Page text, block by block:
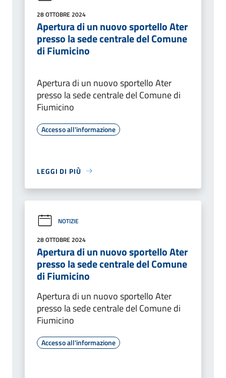
28 OTTOBRE 2024
Apertura di un nuovo sportello Ater
presso la sede centrale del Comune
di Fiumicino
Apertura di un nuovo sportello Ater
presso la sede centrale del Comune di
Fiumicino
Accesso all'informazione
LEGGI DI PIÙ
NOTIZIE
28 OTTOBRE 2024
Apertura di un nuovo sportello Ater
presso la sede centrale del Comune
di Fiumicino
Apertura di un nuovo sportello Ater
presso la sede centrale del Comune di
Fiumicino
Accesso all'informazione